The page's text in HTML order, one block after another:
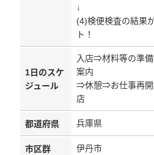
↓
(4)検便検査の結果
ト！
1日のスケ
ジュール
入店⇒材料等の準
案内
⇒休憩⇒お仕事再
店
都道府県 兵庫県
市区群 伊丹市